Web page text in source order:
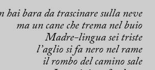
hai bara da trascinare sulla neve
ma un cane che trema nel buio
Madre-lingua sei triste
l’aglio si fa nero nel rame
il rombo del camino sale